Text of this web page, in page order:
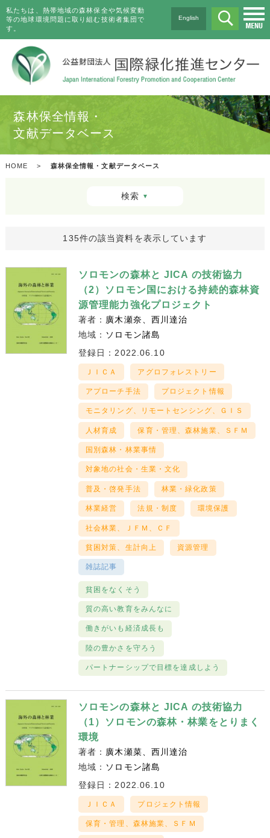
私たちは、熱帯地域の森林保全や気候変動
等の地球環境問題に取り組む技術者集団で
す。
English
森林保全情報・
文献データベース
HOME > 森林保全情報・文献データベース
検索 ▼
135件の該当資料を表示しています
ソロモンの森林と JICA の技術協力
（2）ソロモン国における持続的森林資
源管理能力強化プロジェクト
著者： 廣木瀬奈
西川達治
地域： ソロモン諸島
登録日：2022.06.10
ＪＩＣＡ アグロフォレストリー
アプローチ手法 プロジェクト情報
モニタリング、リモートセンシング、ＧＩＳ
人材育成 保育・管理、森林施業、ＳＦＭ
国別森林・林業事情
対象地の社会・生業・文化
普及・啓発手法 林業・緑化政策
林業経営 法規・制度 環境保護
社会林業、ＪＦＭ、ＣＦ
貧困対策、生計向上 資源管理
雑誌記事
貧困をなくそう
質の高い教育をみんなに
働きがいも経済成長も
陸の豊かさを守ろう
パートナーシップで目標を達成しよう
ソロモンの森林と JICA の技術協力
（1）ソロモンの森林・林業をとりまく
環境
著者： 廣木瀬菜
西川達治
地域： ソロモン諸島
登録日：2022.06.10
ＪＩＣＡ プロジェクト情報
保育・管理、森林施業、ＳＦＭ